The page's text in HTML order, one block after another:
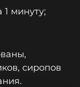
1 минуту;
сиропов